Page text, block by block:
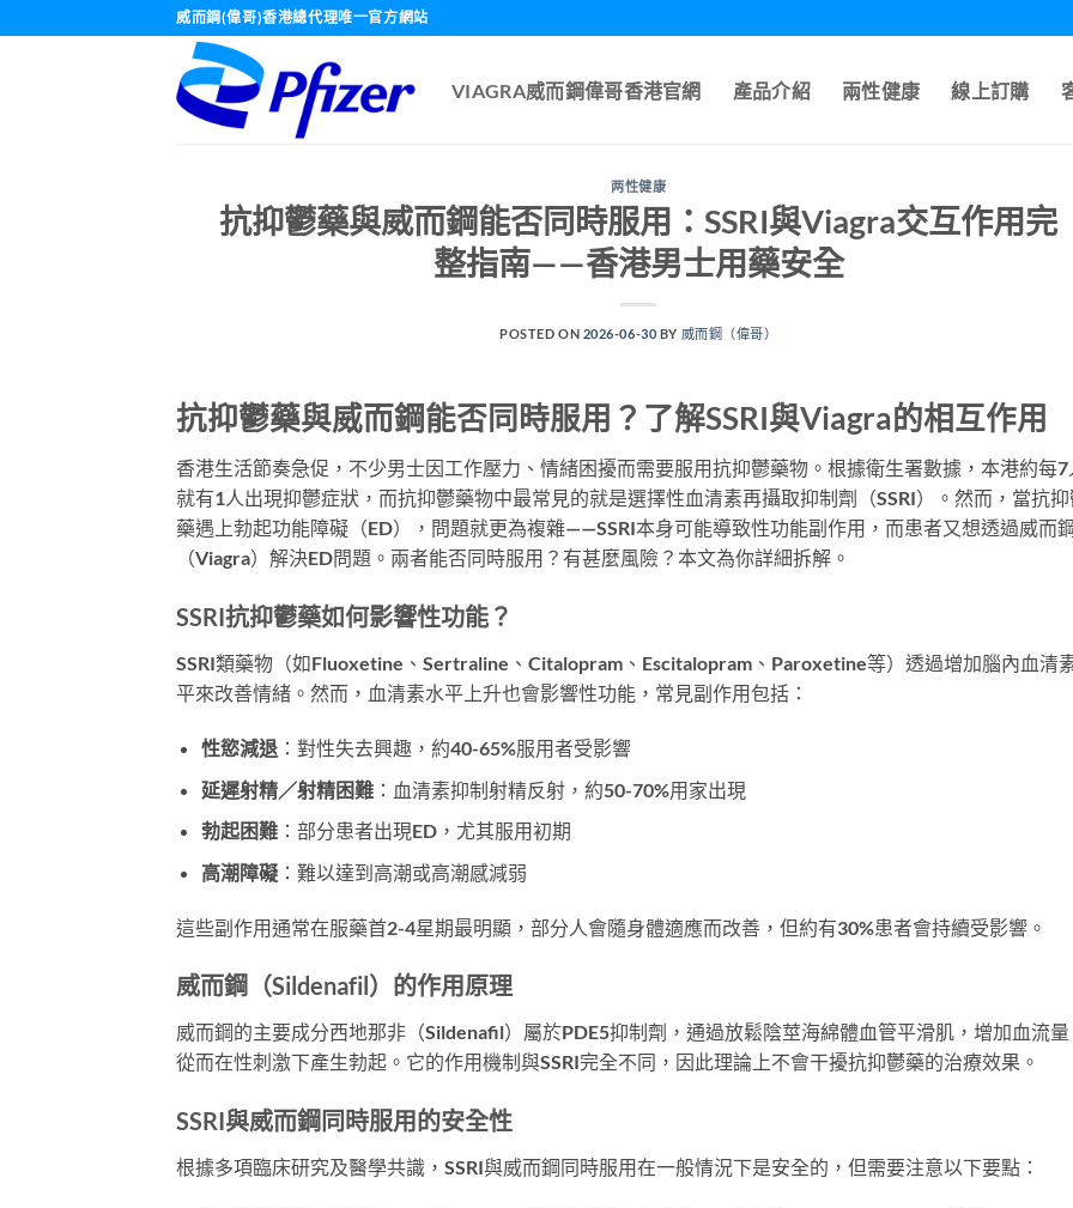
威而鋼(偉哥)香港總代理唯一官方網站
VIAGRA威而鋼偉哥香港官網 產品介紹 兩性健康 線上訂購
两性健康
抗抑鬱藥與威而鋼能否同時服用：SSRI與Viagra交互作用完
整指南——香港男士用藥安全
POSTED ON 2026-06-30 BY 威而鋼（偉哥）
抗抑鬱藥與威而鋼能否同時服用？了解SSRI與Viagra的相互作用
香港生活節奏急促，不少男士因工作壓力、情緒困擾而需要服用抗抑鬱藥物。根據衛生署數據，本港約每7
就有1人出現抑鬱症狀，而抗抑鬱藥物中最常見的就是選擇性血清素再攝取抑制劑（SSRI）。然而，當抗
藥遇上勃起功能障礙（ED），問題就更為複雜——SSRI本身可能導致性功能副作用，而患者又想透過威而
（Viagra）解決ED問題。兩者能否同時服用？有甚麼風險？本文為你詳細拆解。
SSRI抗抑鬱藥如何影響性功能？
SSRI類藥物（如Fluoxetine、Sertraline、Citalopram、Escitalopram、Paroxetine等）透過增加腦內血清
平來改善情緒。然而，血清素水平上升也會影響性功能，常見副作用包括：
性慾減退：對性失去興趣，約40-65%服用者受影響
延遲射精／射精困難：血清素抑制射精反射，約50-70%用家出現
勃起困難：部分患者出現ED，尤其服用初期
高潮障礙：難以達到高潮或高潮感減弱
這些副作用通常在服藥首2-4星期最明顯，部分人會隨身體適應而改善，但約有30%患者會持續受影響。
威而鋼（Sildenafil）的作用原理
威而鋼的主要成分西地那非（Sildenafil）屬於PDE5抑制劑，通過放鬆陰莖海綿體血管平滑肌，增加血流
從而在性刺激下產生勃起。它的作用機制與SSRI完全不同，因此理論上不會干擾抗抑鬱藥的治療效果。
SSRI與威而鋼同時服用的安全性
根據多項臨床研究及醫學共識，SSRI與威而鋼同時服用在一般情況下是安全的，但需要注意以下要點：